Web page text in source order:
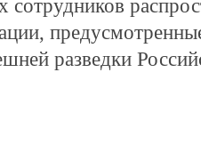
сотрудников
разведки